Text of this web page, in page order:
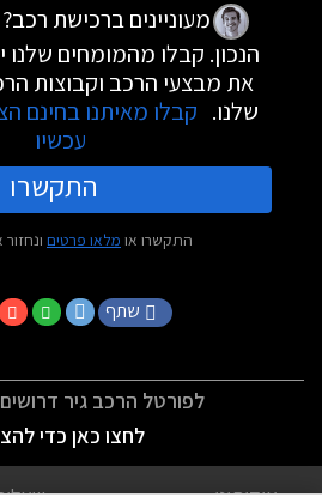
מעוניינים ברכישת
הנכון. קבלו מהמומחים שלנו
את מבצעי הרכב וקבוצות
שלנו. קבלו מאיתנו בחינם
עכשיו
התקשרו
התקשרו או מלאו פרטים
שתף
לפורטל הרכב גיר
לחצו כאן כדי
אודותינו